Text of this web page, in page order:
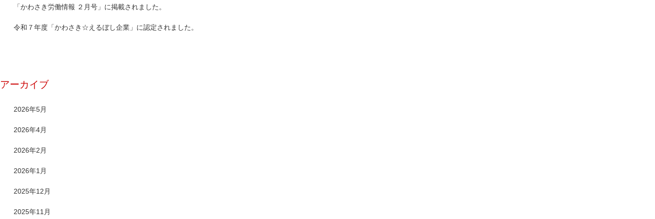
「かわさき労働情報 ２月号」に掲載されました。
令和７年度「かわさき☆えるぼし企業」に認定されました。
アーカイブ
2026年5月
2026年4月
2026年2月
2026年1月
2025年12月
2025年11月